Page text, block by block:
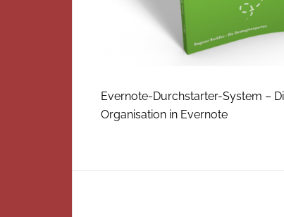
Evernote-Durchstarter-System –
Organisation in Evernote